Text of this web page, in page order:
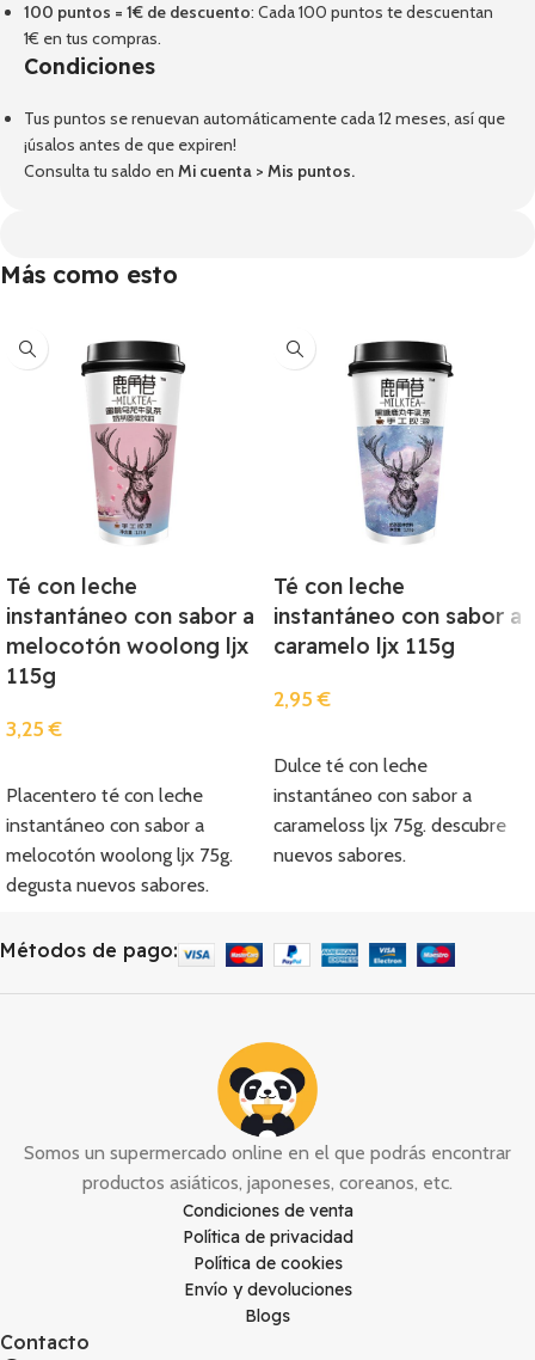
100 puntos = 1€ de descuento: Cada 100 puntos te descuentan
1€ en tus compras.
Condiciones
Tus puntos se renuevan automáticamente cada 12 meses, así que
¡úsalos antes de que expiren!
Consulta tu saldo en Mi cuenta > Mis puntos.
Más como esto
Té con leche
instantáneo con sabor a
melocotón woolong ljx
115g
3,25€
Placentero té con leche
instantáneo con sabor a
melocotón woolong ljx 75g.
degusta nuevos sabores.
Té con leche
instantáneo con sabor a
caramelo ljx 115g
2,95€
Dulce té con leche
instantáneo con sabor a
carameloss ljx 75g. descubre
nuevos sabores.
Métodos de pago:
Somos un supermercado online en el que podrás encontrar
productos asiáticos, japoneses, coreanos, etc.
Condiciones de venta
Política de privacidad
Política de cookies
Envío y devoluciones
Blogs
Contacto